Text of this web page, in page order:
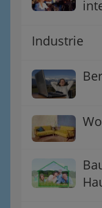
Industrie